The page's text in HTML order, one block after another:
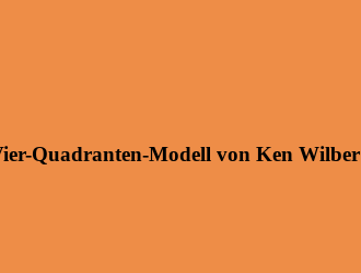
Quadranten-Modell von Ken Wilber